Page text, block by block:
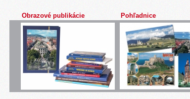
Obrazové publikácie Pohľadnice